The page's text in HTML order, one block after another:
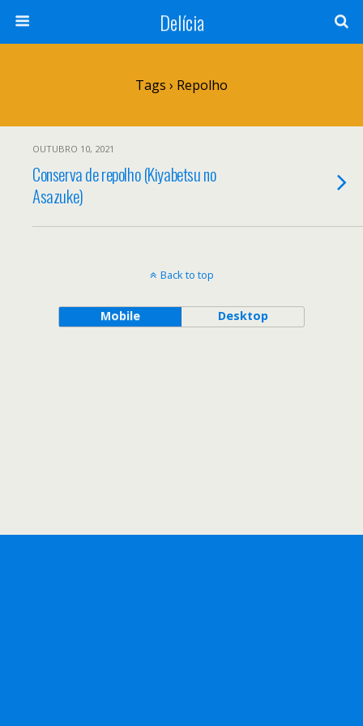
Delícia
Tags › Repolho
OUTUBRO 10, 2021
Conserva de repolho (Kiyabetsu no
Asazuke)
Back to top
Mobile Desktop